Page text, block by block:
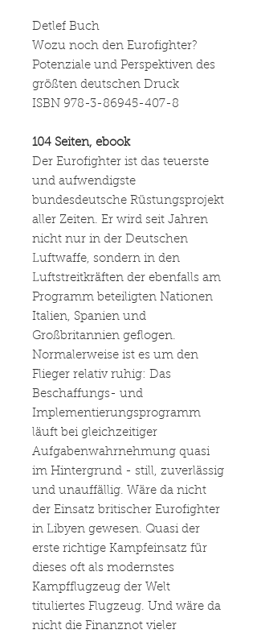
Detlef Buch
Wozu noch den Eurofighter?
Potenziale und Perspektiven des
größten deutschen Druck
ISBN 978-3-86945-407-8
104 Seiten, ebook
Der Eurofighter ist das teuerste
und aufwendigste
bundesdeutsche Rüstungsprojekt
aller Zeiten. Er wird seit Jahren
nicht nur in der Deutschen
Luftwaffe, sondern in den
Luftstreitkräften der ebenfalls am
Programm beteiligten Nationen
Italien, Spanien und
Großbritannien geflogen.
Normalerweise ist es um den
Flieger relativ ruhig: Das
Beschaffungs- und
Implementierungsprogramm
läuft bei gleichzeitiger
Aufgabenwahrnehmung quasi
im Hintergrund - still, zuverlässig
und unauffällig. Wäre da nicht
der Einsatz britischer Eurofighter
in Libyen gewesen. Quasi der
erste richtige Kampfeinsatz für
dieses oft als modernstes
Kampfflugzeug der Welt
tituliertes Flugzeug. Und wäre da
nicht die Finanznot vieler